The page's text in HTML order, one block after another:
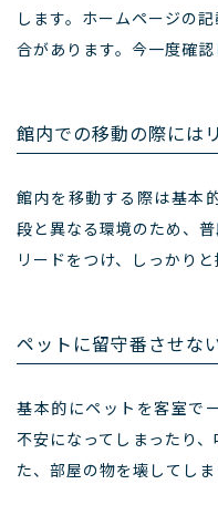
します。ホームページの
合があります。今一度確認
館内での移動の際には
館内を移動する際は基本
段と異なる環境のため、
リードをつけ、しっかりと
ペットに留守番させな
基本的にペットを客室で
不安になってしまったり
た、部屋の物を壊してしま